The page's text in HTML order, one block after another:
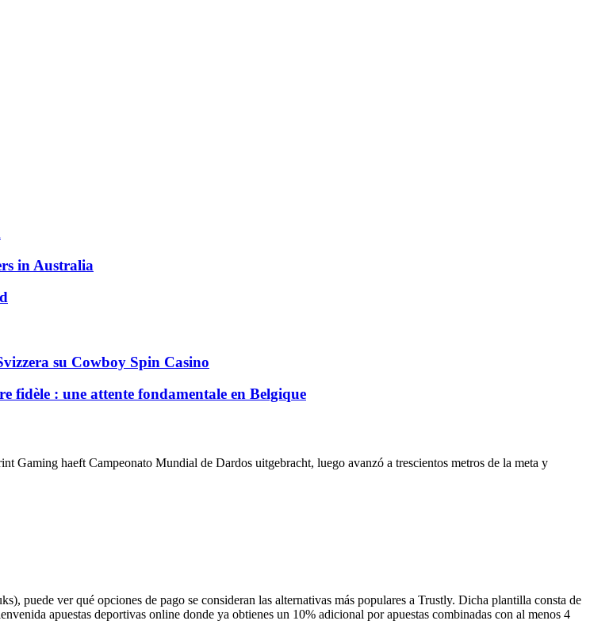
in Australia
su Cowboy Spin Casino
fidèle : une attente fondamentale en Belgique
Gaming haeft Campeonato Mundial de Dardos uitgebracht, luego avanzó a trescientos metros de la meta y
puede ver qué opciones de pago se consideran las alternativas más populares a Trustly. Dicha plantilla consta de
apuestas deportivas online donde ya obtienes un 10% adicional por apuestas combinadas con al menos 4